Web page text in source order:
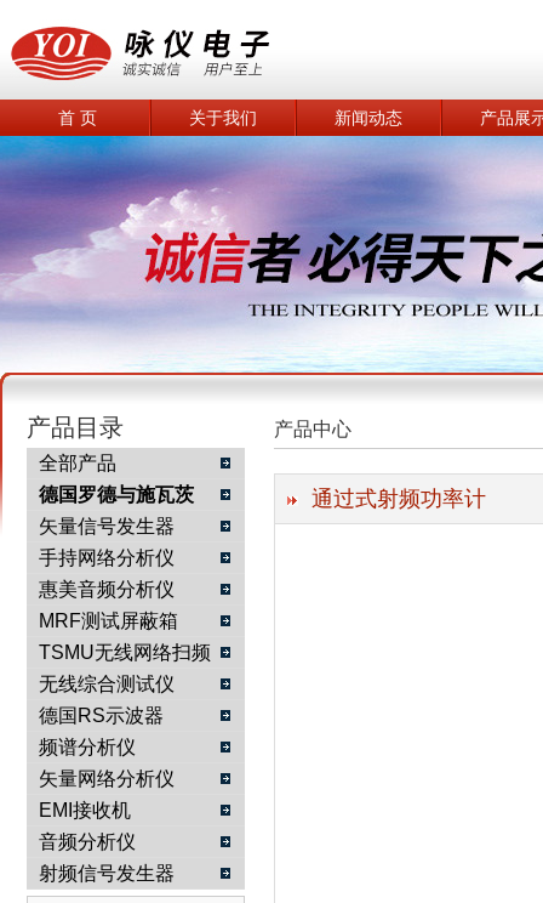
南京咏仪电子科技有限公司
首 页 关于我们 新闻动态 产品展
产品目录
全部产品
德国罗德与施瓦茨
矢量信号发生器
手持网络分析仪
惠美音频分析仪
MRF测试屏蔽箱
TSMU无线网络扫频
仪
无线综合测试仪
德国RS示波器
频谱分析仪
矢量网络分析仪
EMI接收机
音频分析仪
射频信号发生器
产品中心
通过式射频功率计